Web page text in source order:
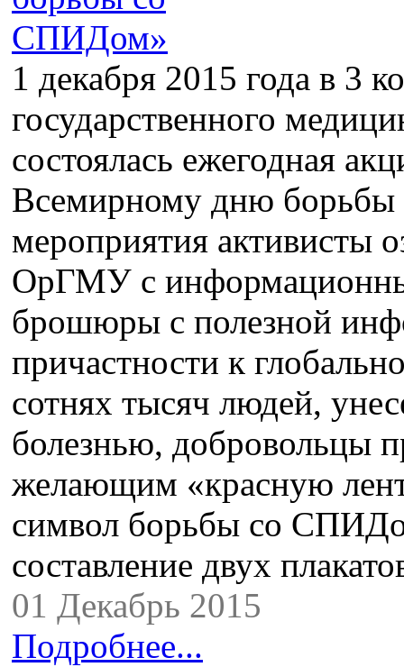
1 декабря 2015 года в 3
государственного
состоялась ежегодная
Всемирному дню
мероприятия активисты
ОрГМУ с
брошюры с полезной
причастности к
сотнях тысяч людей,
болезнью, добровольцы
желающим «красную
символ борьбы со
составление двух
01 Декабрь 2015
Подробнее...